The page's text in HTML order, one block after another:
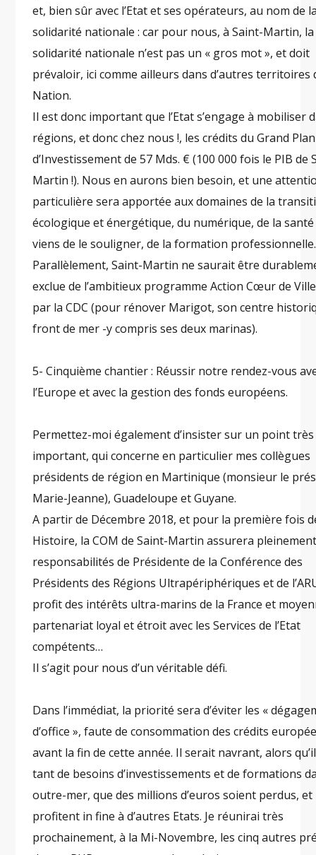
et, bien sûr avec l’Etat et ses opérateurs, au nom de
solidarité nationale : car pour nous, à Saint-Martin, la
solidarité nationale n’est pas un « gros mot », et doit
prévaloir, ici comme ailleurs dans d’autres territoires
Nation.
Il est donc important que l’Etat s’engage à mobiliser
régions, et donc chez nous !, les crédits du Grand Plan
d’Investissement de 57 Mds. € (100 000 fois le PIB de
Martin !). Nous en aurons bien besoin, et une
particulière sera apportée aux domaines de la
écologique et énergétique, du numérique, de la
viens de le souligner, de la formation professionnelle.
Parallèlement, Saint-Martin ne saurait être
exclue de l’ambitieux programme Action Cœur de
par la CDC (pour rénover Marigot, son centre
front de mer -y compris ses deux marinas).
5- Cinquième chantier : Réussir notre rendez-vous
l’Europe et avec la gestion des fonds européens.
Permettez-moi également d’insister sur un point très
important, qui concerne en particulier mes collègues
présidents de région en Martinique (monsieur le
Marie-Jeanne), Guadeloupe et Guyane.
A partir de Décembre 2018, et pour la première fois
Histoire, la COM de Saint-Martin assurera
responsabilités de Présidente de la Conférence des
Présidents des Régions Ultrapériphériques et de
profit des intérêts ultra-marins de la France et
partenariat loyal et étroit avec les Services de l’Etat
compétents…
Il s’agit pour nous d’un véritable défi.
Dans l’immédiat, la priorité sera d’éviter les «
d’office », faute de consommation des crédits
avant la fin de cette année. Il serait navrant, alors
tant de besoins d’investissements et de formations
outre-mer, que des millions d’euros soient perdus, et
profitent in fine à d’autres Etats. Je réunirai très
prochainement, à la Mi-Novembre, les cinq autres